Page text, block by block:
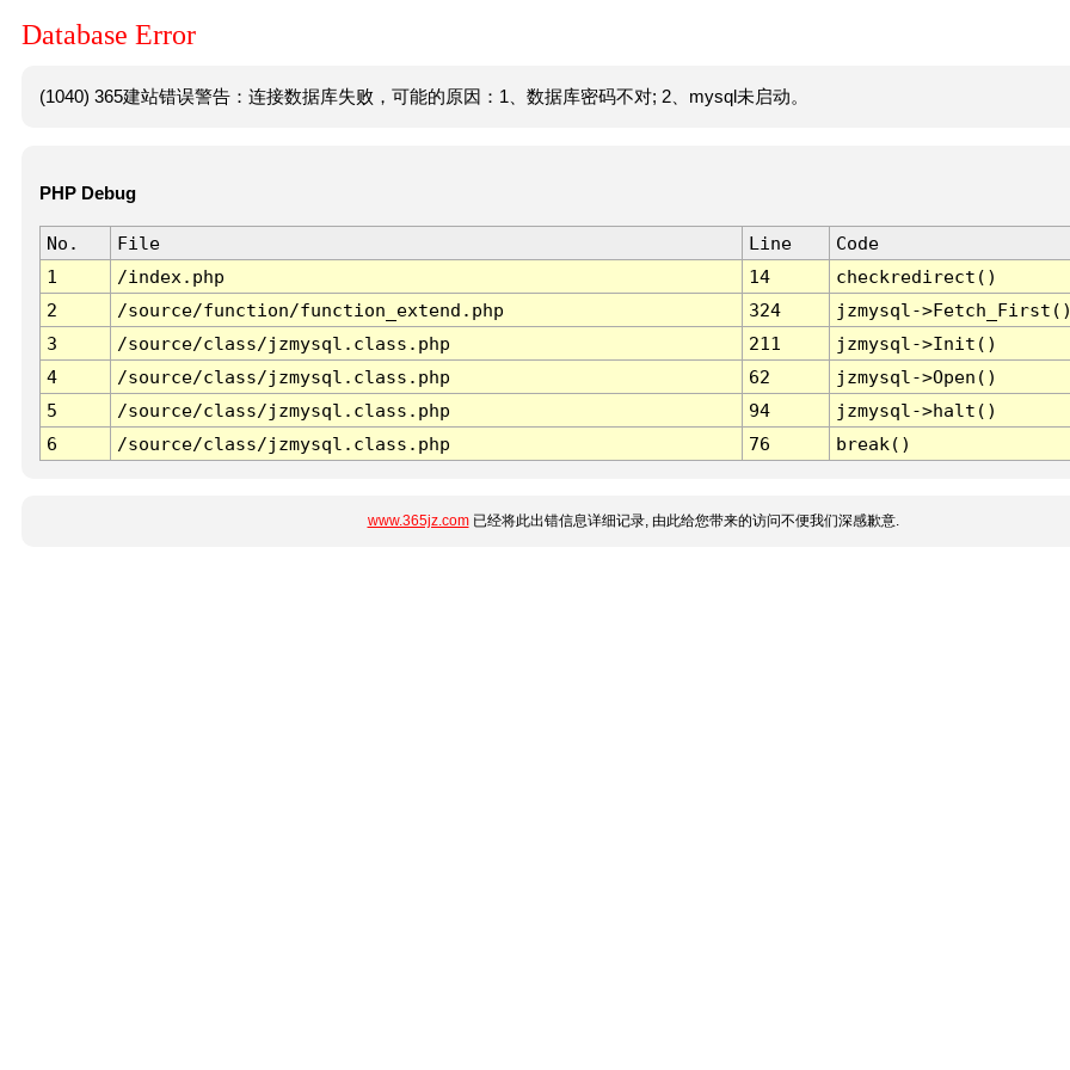
Database Error
(1040) 365建站错误警告：连接数据库失败，可能的原因：1、数据库密码不对; 2、mysql未启动。
PHP Debug
No. File Line
Code
1
/index.php 14
checkredirect()
2
/source/function/function_extend.php 324
jzmysql-
3
/source/class/jzmysql.class.php 211
jzmysql->Init()
4
/source/class/jzmysql.class.php 62
jzmysql->Open()
5
/source/class/jzmysql.class.php 94
jzmysql->halt()
6
/source/class/jzmysql.class.php 76 break()
www.365jz.com已经将此出错信息详细记录, 由此给您带来的访问不便我们深感歉意.